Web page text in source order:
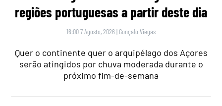
regiões portuguesas a partir deste dia
16:00 7 Agosto, 2026 | Gonçalo Viegas
Quer o continente quer o arquipélago dos Açores
serão atingidos por chuva moderada durante o
próximo fim-de-semana